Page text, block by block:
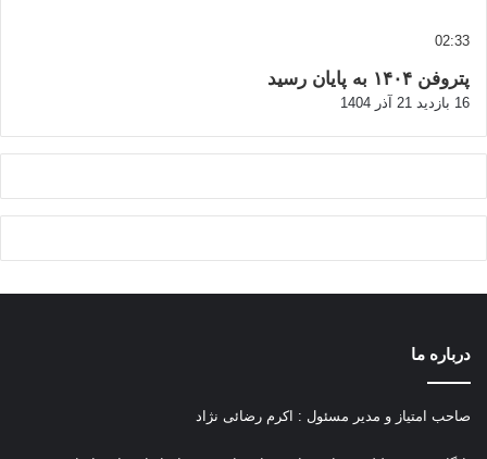
02:33
پتروفن ۱۴۰۴ به پایان رسید
16 بازدید 21 آذر 1404
درباره ما
صاحب امتیاز و مدیر مسئول : اکرم رضائی نژاد